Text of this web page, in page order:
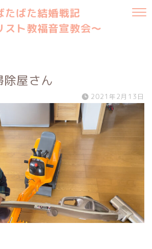
たばた結婚戦記
スト教福音宣教会〜
屋さん
2021年2月13日